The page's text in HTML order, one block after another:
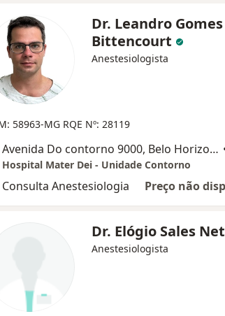
Dr. Leandro Gomes
Bittencourt
Anestesiologista
58963-MG RQE Nº: 28119
Avenida Do contorno 9000, Belo Horizonte
Hospital Mater Dei - Unidade Contorno
Consulta Anestesiologia Preço não
Dr. Elógio Sales
Anestesiologista